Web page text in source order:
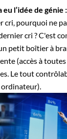
eu l’idée de génie :
cri, pourquoi ne
cri ? C'est
petit boîtier à
(accès à
Le tout